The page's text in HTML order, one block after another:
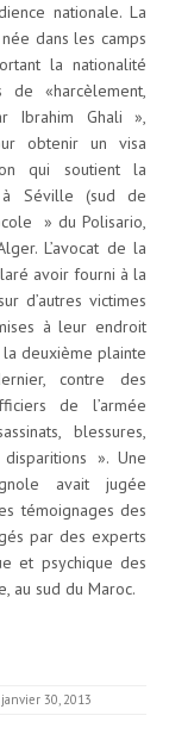
nationale. La
dans les camps
la nationalité
«harcèlement,
Ibrahim Ghali »,
obtenir un visa
qui soutient la
à Séville (sud de
» du Polisario,
L’avocat de la
avoir fourni à la
d’autres victimes
à leur endroit
deuxième plainte
contre des
de l’armée
blessures,
». Une
avait jugée
témoignages des
par des experts
et psychique des
au sud du Maroc.
janvier 30, 2013